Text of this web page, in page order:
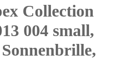
Collection
004 small,